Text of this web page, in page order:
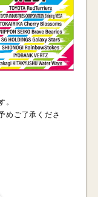
。
めご了承くださ